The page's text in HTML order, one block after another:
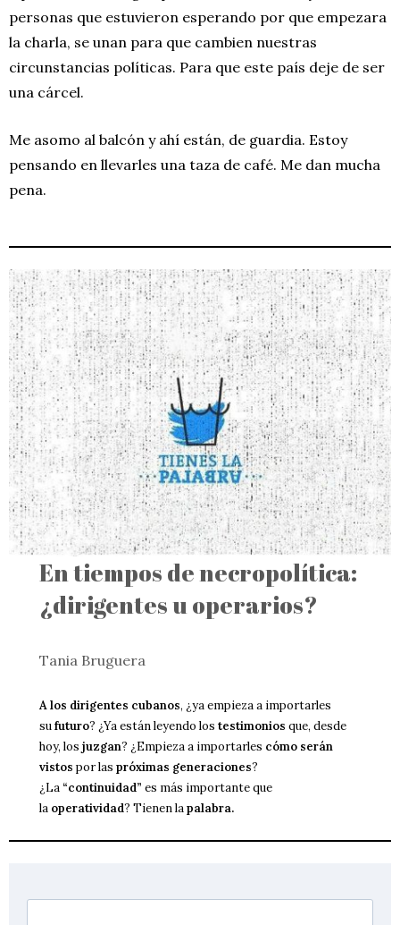
personas que estuvieron esperando por que empezara
la charla, se unan para que cambien nuestras
circunstancias políticas. Para que este país deje de ser
una cárcel.
Me asomo al balcón y ahí están, de guardia. Estoy
pensando en llevarles una taza de café. Me dan mucha
pena.
En tiempos de necropolítica:
¿dirigentes u operarios?
Tania Bruguera
A los dirigentes cubanos, ¿ya empieza a importarles
sufuturo? ¿Ya están leyendo lostestimonios que, desde
hoy, losjuzgan? ¿Empieza a importarles cómo serán
vistos por laspróximas generaciones?
¿La “continuidad” es más importante que
la operatividad? Tienen lapalabra.